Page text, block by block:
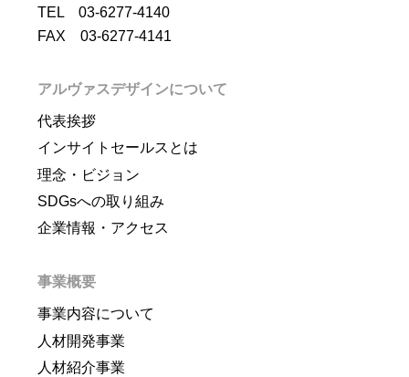
TEL 03-6277-4140
FAX 03-6277-4141
アルヴァスデザインについて
代表挨拶
インサイトセールスとは
理念・ビジョン
SDGsへの取り組み
企業情報・アクセス
事業概要
事業内容について
人材開発事業
人材紹介事業